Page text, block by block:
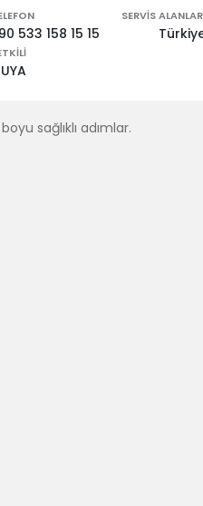
533 158 15 15
SERVIS
sağlıklı adımlar.